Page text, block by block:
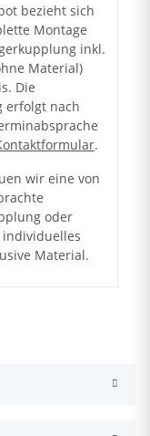
bezieht sich
Montage
inkl.
Material)
Die
erfolgt nach
.
wir eine von
oder
Material.